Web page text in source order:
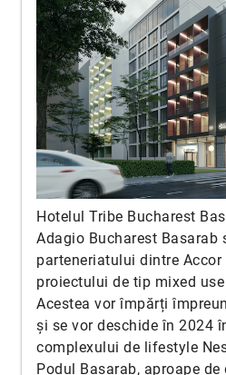
Hotelul Tribe Bucharest
Adagio Bucharest Basarab
parteneriatului dintre
proiectului de tip mixed
Acestea vor împărți
și se vor deschide în 2024
complexului de lifestyle
Podul Basarab, aproape